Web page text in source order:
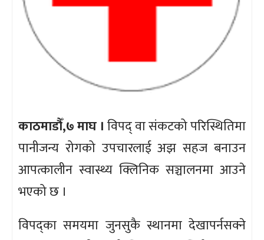
काठमाडौँ,७ माघ ।विपद् वा संकटको परिस्थितिमा
पानीजन्य रोगको उपचारलाई अझ सहज बनाउन
आपत्कालीन स्वास्थ्य क्लिनिक सञ्चालनमा आउने
भएको छ ।
विपद्का समयमा जुनसुकै स्थानमा देखापर्नसक्ने